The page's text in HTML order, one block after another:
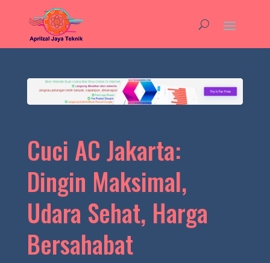
Cuci AC Jakarta:
Dingin Maksimal,
Udara Sehat, Harga
Bersahabat